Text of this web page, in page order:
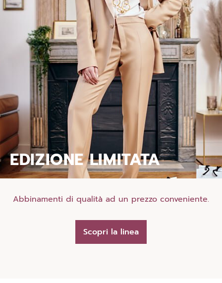
EDIZIONE LIMITATA
Abbinamenti di qualità ad un prezzo conveniente.
Scopri la linea